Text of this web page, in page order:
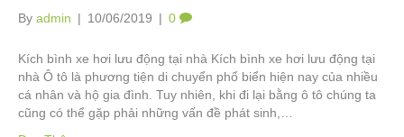
By admin | 10/06/2019 | 0
Kích bình xe hơi lưu động tại nhà Kích bình xe hơi lưu động tại
nhà Ô tô là phương tiện di chuyển phổ biển hiện nay của nhiều
cá nhân và hộ gia đình. Tuy nhiên, khi đi lại bằng ô tô chúng ta
cũng có thể gặp phải những vấn đề phát sinh,…